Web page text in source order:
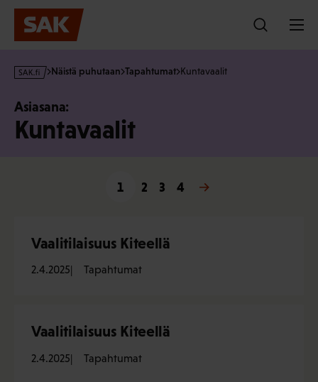
Hyppää
sisältöön
s
k
·
Näistä puhutaan Tapahtumat Kuntavaalit
Asiasana:
Kuntavaalit
1 2 3 4
Seuraava »
Vaalitilaisuus Kiteellä
2.4.2025 Tapahtumat
Vaalitilaisuus Kiteellä
2.4.2025 Tapahtumat